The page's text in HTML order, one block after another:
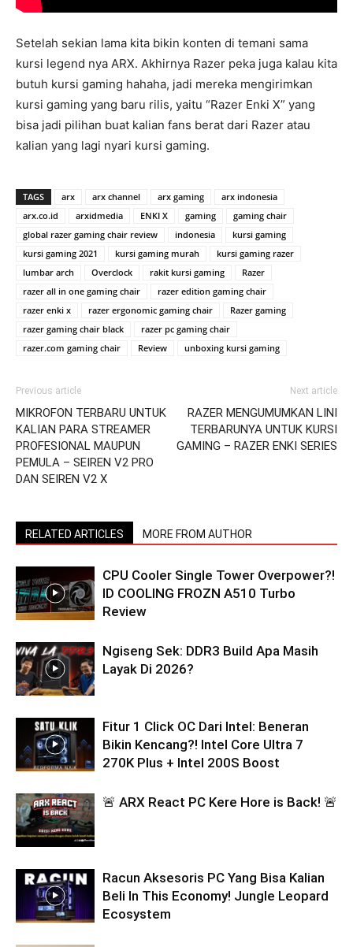
Setelah sekian lama kita bikin konten di temani sama
kursi legend nya ARX. Akhirnya Razer peka juga kalau kita
butuh kursi gaming hahaha, jadi mereka mengirimkan
kursi gaming yang baru rilis, yaitu “Razer Enki X” yang
bisa jadi pilihan buat kalian fans berat dari Razer atau
kalian yang lagi nyari kursi gaming.
TAGS arx arx channel arx gaming
arx indonesia
arx.co.id
arxidmedia ENKI X gaming
gaming chair
global razer gaming chair review
indonesia
kursi gaming
kursi gaming 2021
kursi gaming murah
kursi gaming razer
lumbar arch
Overclock rakit kursi gaming
Razer
razer all in one gaming chair
razer edition gaming chair
razer enki x
razer ergonomic gaming chair
Razer gaming
razer gaming chair black
razer pc gaming chair
razer.com gaming chair
Review unboxing kursi gaming
Previous article
MIKROFON TERBARU UNTUK
KALIAN PARA STREAMER
PROFESIONAL MAUPUN
PEMULA – SEIREN V2 PRO
DAN SEIREN V2 X
Next article
RAZER MENGUMUMKAN LINI
TERBARUNYA UNTUK KURSI
GAMING – RAZER ENKI SERIES
RELATED ARTICLES MORE FROM AUTHOR
CPU Cooler Single Tower Overpower?!
ID COOLING FROZN A510 Turbo
Review
Ngiseng Sek: DDR3 Build Apa Masih
Layak Di 2026?
Fitur 1 Click OC Dari Intel: Beneran
Bikin Kencang?! Intel Core Ultra 7
270K Plus + Intel 200S Boost
🚨 ARX React PC Kere Hore is Back! 🚨
Racun Aksesoris PC Yang Bisa Kalian
Beli In This Economy! Jungle Leopard
Ecosystem